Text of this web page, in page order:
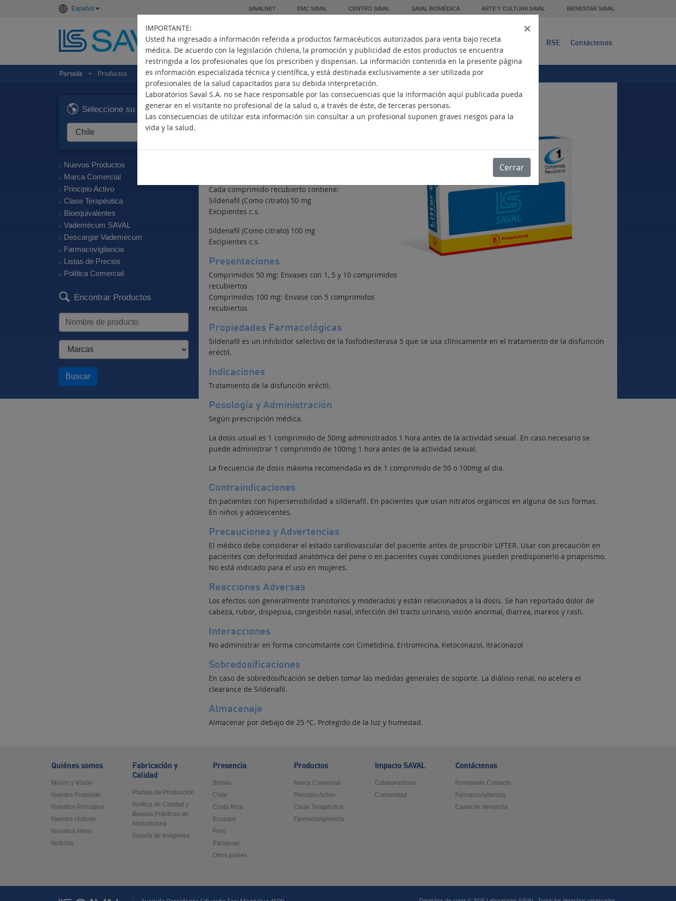
Español SAVALNET EMC SAVAL CENTRO SAVAL SAVAL BIOMÉDICA ARTE Y CULTURA SAVAL BIENESTAR SAVAL
Inicio Quiénes Somos Fabricación Presencia RSE Contáctenos
Portada > Productos
Seleccione su país
Nuevos Productos
Marca Comercial
Principio Activo
Clase Terapéutica
Bioequivalentes
Vademécum SAVAL
Descargar Vademécum
Farmacovigilancia
Listas de Precios
Política Comercial
Encontrar Productos
Buscar
×
IMPORTANTE:
Usted ha ingresado a información referida a productos farmacéuticos autorizados para venta bajo receta
médica. De acuerdo con la legislación chilena, la promoción y publicidad de estos productos se encuentra
restringida a los profesionales que los prescriben y dispensan. La información contenida en la presente página
es información especializada técnica y científica, y está destinada exclusivamente a ser utilizada por
profesionales de la salud capacitados para su debida interpretación.
Laboratorios Saval S.A. no se hace responsable por las consecuencias que la información aquí publicada pueda
generar en el visitante no profesional de la salud o, a través de éste, de terceras personas.
Las consecuencias de utilizar esta información sin consultar a un profesional suponen graves riesgos para la
vida y la salud.
Cerrar
LIFTER
Cada comprimido recubierto contiene:
Sildenafil (Como citrato) 50 mg
Excipientes c.s.
Sildenafil (Como citrato) 100 mg
Excipientes c.s.
Presentaciones
Comprimidos 50 mg: Envases con 1, 5 y 10 comprimidos
recubiertos
Comprimidos 100 mg: Envase con 5 comprimidos
recubiertos
Propiedades Farmacológicas
Sildenafil es un inhibidor selectivo de la fosfodiesterasa 5 que se usa clínicamente en el tratamiento de la disfunción
eréctil.
Indicaciones
Tratamiento de la disfunción eréctil.
Posología y Administración
Según prescripción médica.
La dosis usual es 1 comprimido de 50mg administrados 1 hora antes de la actividad sexual. En caso necesario se
puede administrar 1 comprimido de 100mg 1 hora antes de la actividad sexual.
La frecuencia de dosis máxima recomendada es de 1 comprimido de 50 o 100mg al dia.
Contraindicaciones
En pacientes con hipersensibilidad a sildenafil. En pacientes que usan nitratos orgánicos en alguna de sus formas.
En niños y adolescentes.
Precauciones y Advertencias
El médico debe considerar el estado cardiovascular del paciente antes de proscribir LIFTER. Usar con precaución en
pacientes con deformidad anatómica del pene o en pacientes cuyas condiciones pueden predisponerlo a priaprismo.
No está indicado para el uso en mujeres.
Reacciones Adversas
Los efectos son generalmente transitorios y moderados y están relacionados a la dosis. Se han reportado dolor de
cabeza, rubor, dispepsia, congestión nasal, infección del tracto urinario, visión anormal, diarrea, mareos y rash.
Interacciones
No administrar en forma concomitante con Cimetidina, Eritromicina, Ketoconazol, Itraconazol
Sobredosificaciones
En caso de sobredosificación se deben tomar las medidas generales de soporte. La diálisis renal, no acelera el
clearance de Sildenafil.
Almacenaje
Almacenar por debajo de 25 °C. Protegido de la luz y humedad.
Quiénes somos
Misión y Visión
Nuestro Propósito
Nuestros Principios
Nuestra Historia
Nuestros Hitos
Noticias
Fabricación y
Calidad
Plantas de Producción
Política de Calidad y
Buenas Prácticas de
Manufactura
Galería de Imágenes
Presencia
Bolivia
Chile
Costa Rica
Ecuador
Perú
Paraguay
Otros países
Productos
Marca Comercial
Principio Activo
Clase Terapéutica
Farmacovigilancia
Impacto SAVAL
Colaboradores
Comunidad
Contáctenos
Formulario Contacto
Farmacovigilancia
Canal de denuncia